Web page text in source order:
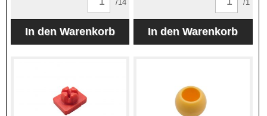
/14 /1